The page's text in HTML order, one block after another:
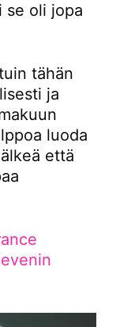
se oli jopa
tähän
ja
luoda
että